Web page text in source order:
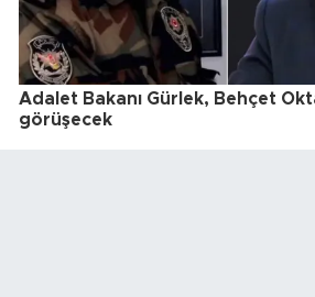
Adalet Bakanı Gürlek, Behçet
görüşecek